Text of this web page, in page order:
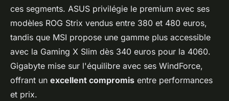
ces segments. ASUS privilégie le premium avec ses
modèles ROG Strix vendus entre 380 et 480 euros,
tandis que MSI propose une gamme plus accessible
avec la Gaming X Slim dès 340 euros pour la 4060.
Gigabyte mise sur l'équilibre avec ses WindForce,
offrant un excellent compromis entre performances
et prix.